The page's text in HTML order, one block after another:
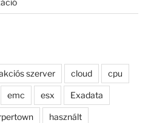
szerver cloud cpu
emc esx Exadata
használt